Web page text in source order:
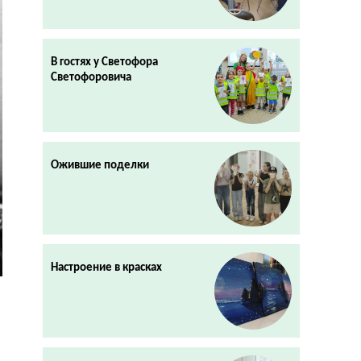
В гостях у Светофора
Светофоровича
Ожившие поделки
Настроение в красках